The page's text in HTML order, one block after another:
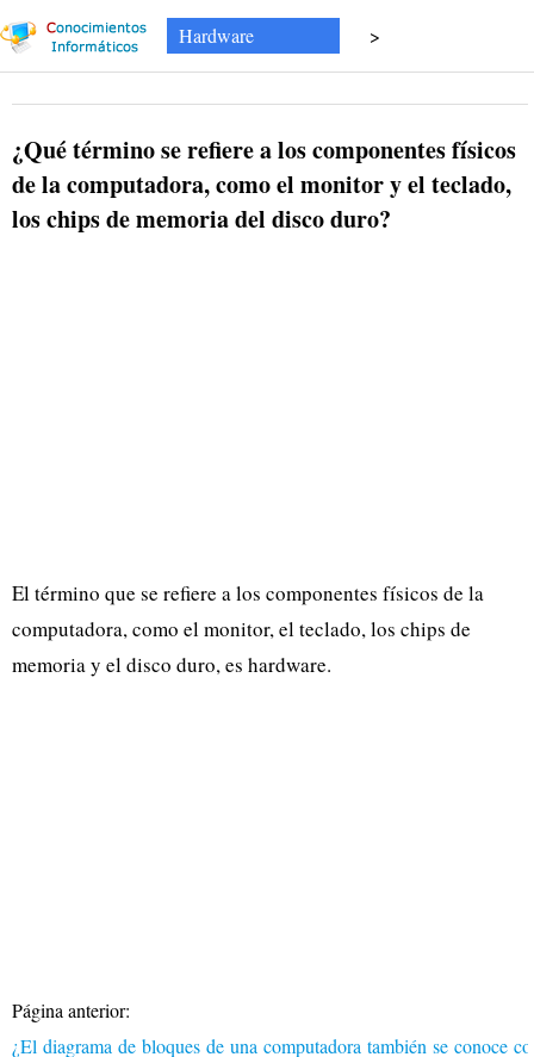
Hardware >
¿Qué término se refiere a los componentes físicos
de la computadora, como el monitor y el teclado,
los chips de memoria del disco duro?
El término que se refiere a los componentes físicos de la
computadora, como el monitor, el teclado, los chips de
memoria y el disco duro, es hardware.
Página anterior:
¿El diagrama de bloques de una computadora también se conoce